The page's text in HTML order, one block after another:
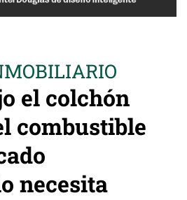
el colchón
combustible
necesita